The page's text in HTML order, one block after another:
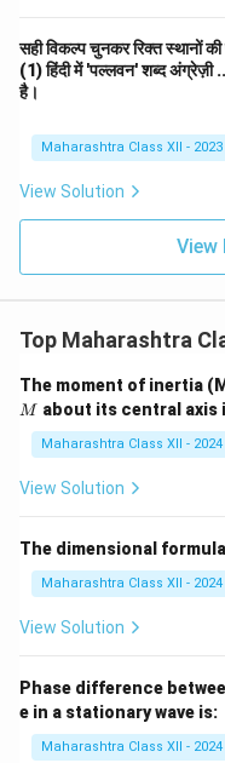
सही विकल्प चुनकर रिक्त स्थानों की
(1) हिंदी में 'पल्लवन' शब्द
है।
Maharashtra Class XII - 2023
View Solution
View
Top Maharashtra
The moment of inertia
M about its central axis
Maharashtra Class XII - 2024
View Solution
The dimensional
Maharashtra Class XII - 2024
View Solution
Phase difference
e in a stationary wave is:
Maharashtra Class XII - 2024